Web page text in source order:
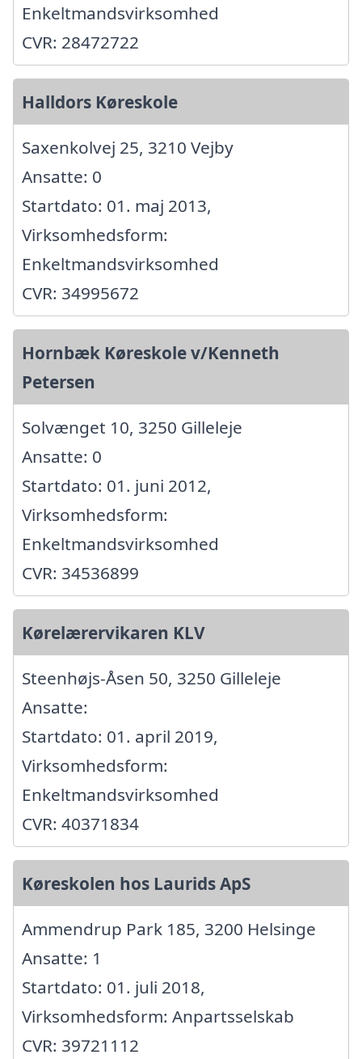
Enkeltmandsvirksomhed
CVR: 28472722
Halldors Køreskole
Saxenkolvej 25, 3210 Vejby
Ansatte: 0
Startdato: 01. maj 2013,
Virksomhedsform:
Enkeltmandsvirksomhed
CVR: 34995672
Hornbæk Køreskole v/Kenneth
Petersen
Solvænget 10, 3250 Gilleleje
Ansatte: 0
Startdato: 01. juni 2012,
Virksomhedsform:
Enkeltmandsvirksomhed
CVR: 34536899
Kørelærervikaren KLV
Steenhøjs-Åsen 50, 3250 Gilleleje
Ansatte:
Startdato: 01. april 2019,
Virksomhedsform:
Enkeltmandsvirksomhed
CVR: 40371834
Køreskolen hos Laurids ApS
Ammendrup Park 185, 3200 Helsinge
Ansatte: 1
Startdato: 01. juli 2018,
Virksomhedsform: Anpartsselskab
CVR: 39721112